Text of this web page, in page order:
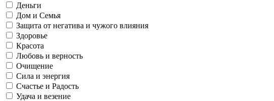
Деньги
Дом и Семья
Защита от негатива и чужого влияния
Здоровье
Красота
Любовь и верность
Очищение
Сила и энергия
Счастье и Радость
Удача и везение